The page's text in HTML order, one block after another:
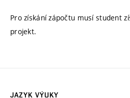
Pro získání zápočtu musí student
projekt.
JAZYK VÝUKY